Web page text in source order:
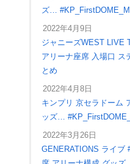
ズ…
2022年4月9日
ジャニーズWEST LIVE
アリーナ座席 入場口 ス
とめ
2022年4月8日
キンプリ 京セラドーム
ッズ…
2022年3月26日
GENERATIONS ライブ